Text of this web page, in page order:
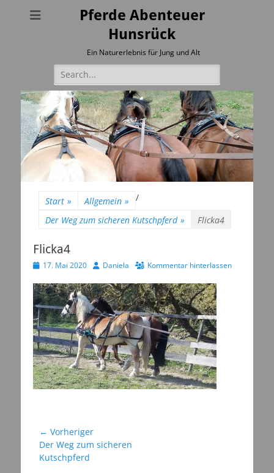
Pferde Abenteuer
Hunsrück
Ein Naturerlebnis für Jung und Alt
Suchen
nach:
Start » Allgemein »
/
Der Weg zum sicheren Kutschpferd » Flicka4
Flicka4
Veröffentlicht
17. Mai 2020 AutorDaniela Kommentar hinterlassen
Beitragsnavigation
← Vorheriger
Vorheriger
Beitrag:
Der Weg zum sicheren
Kutschpferd